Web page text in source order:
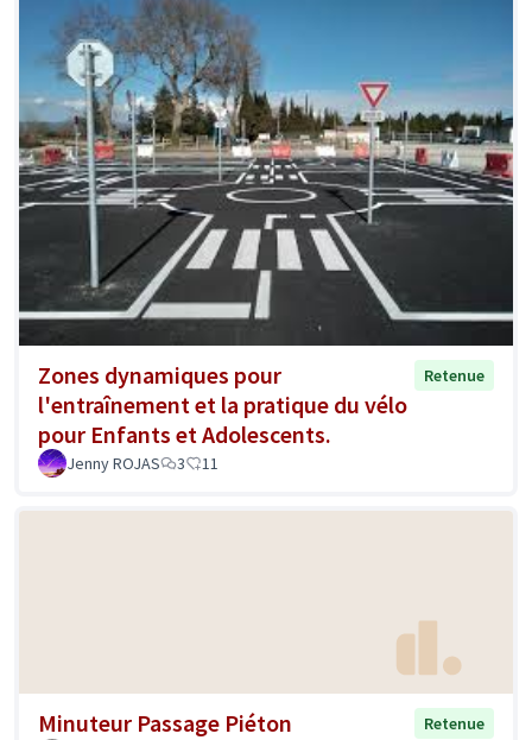
Zones dynamiques pour
l'entraînement et la pratique du vélo
pour Enfants et Adolescents.
Retenue
Jenny ROJAS 3 11
Minuteur Passage Piéton
Retenue